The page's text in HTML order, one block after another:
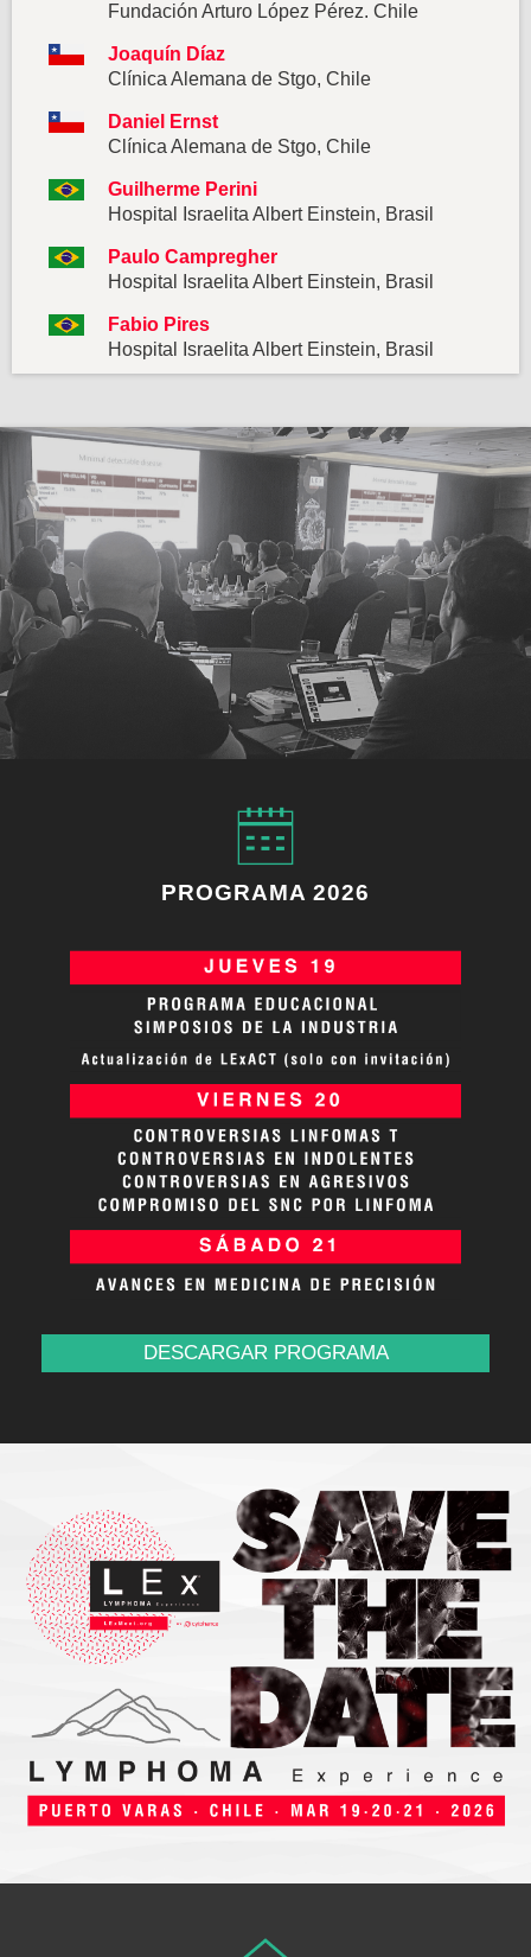
Fundación Arturo López Pérez. Chile
Joaquín Díaz
Clínica Alemana de Stgo, Chile
Daniel Ernst
Clínica Alemana de Stgo, Chile
Guilherme Perini
Hospital Israelita Albert Einstein, Brasil
Paulo Campregher
Hospital Israelita Albert Einstein, Brasil
Fabio Pires
Hospital Israelita Albert Einstein, Brasil
PROGRAMA 2026
DESCARGAR PROGRAMA